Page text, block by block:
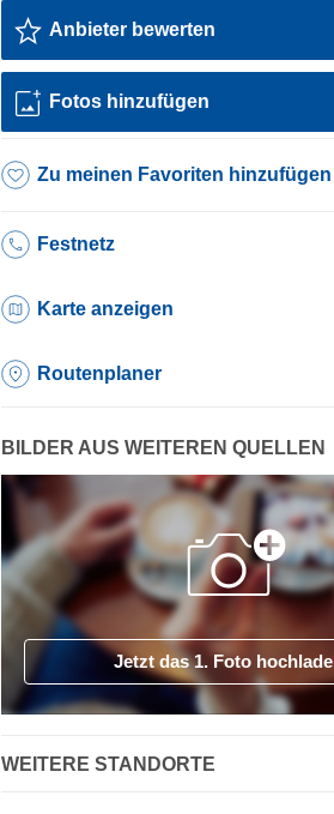
Anbieter bewerten
Fotos hinzufügen
Zu meinen Favoriten hinzufügen
Festnetz
Karte anzeigen
Routenplaner
BILDER AUS WEITEREN QUELLEN
Jetzt das 1. Foto
WEITERE STANDORTE